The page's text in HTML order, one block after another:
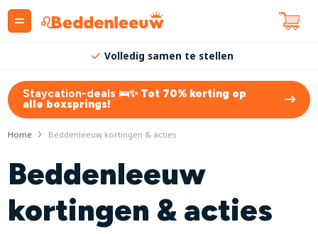
Volledig samen te stellen
Staycation-deals 🛌✨Tot 70% korting op
alle boxsprings!
Home Beddenleeuw kortingen & acties
Beddenleeuw
kortingen & acties